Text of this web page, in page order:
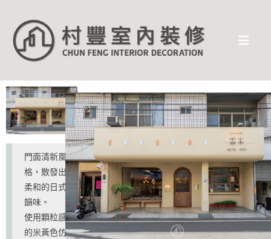
門面清新風
格，散發出
柔和的日式
韻味。
使用顆粒感
的米黃色仿